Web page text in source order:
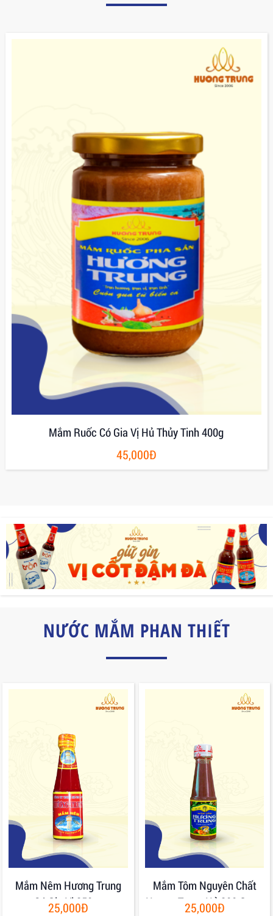
Mắm Ruốc Có Gia Vị Hủ Thủy Tinh 400g
45,000Đ
NƯỚC MẮM PHAN THIẾT
Mắm Nêm Hương Trung
Có Gia Vị 250gr
25,000Đ
Mắm Tôm Nguyên Chất
Hương Trung Hủ 200 Gram
25,000Đ